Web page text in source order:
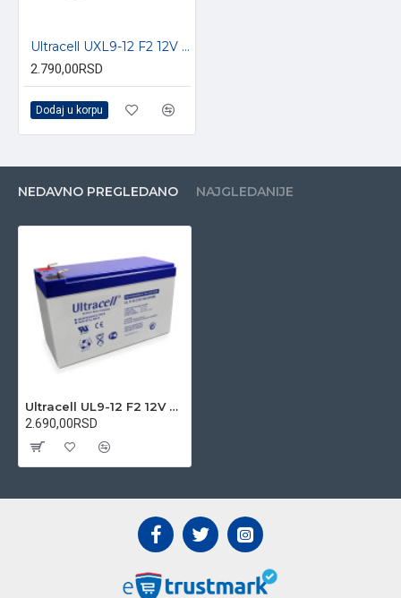
Ultracell UXL9-12 F2 12V 9Ah VRLA stacionarni akumulator
2.790,00RSD
Dodaj u korpu
NEDAVNO PREGLEDANO NAJGLEDANIJE
Ultracell UL9-12 F2 12V 9Ah VRLA stacionarni akumulator
2.690,00RSD